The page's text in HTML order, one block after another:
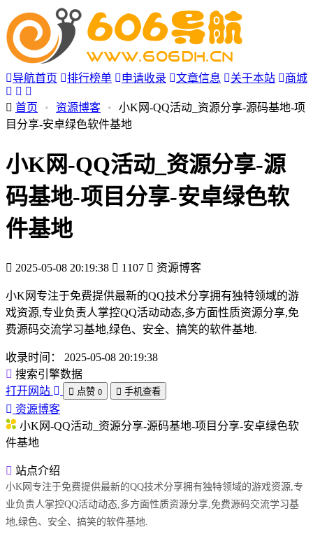
导航首页 排行榜单 申请收录 文章信息 关于本站 商城
首页 • 资源博客 •
小K网-QQ活动_资源分享-源码基地-项
目分享-安卓绿色软件基地
小K网-QQ活动_资源分享-源
码基地-项目分享-安卓绿色软
件基地
2025-05-08 20:19:38 1107 资源博客
小K网专注于免费提供最新的QQ技术分享拥有独特领域的游
戏资源,专业负责人掌控QQ活动动态,多方面性质资源分享,免
费源码交流学习基地,绿色、安全、搞笑的软件基地.
收录时间：
2025-05-08 20:19:38
搜索引擎数据
打开网站
点赞 0 手机查看
资源博客
小K网-QQ活动_资源分享-源码基地-项目分享-安卓绿色软
件基地
站点介绍
小K网专注于免费提供最新的QQ技术分享拥有独特领域的游戏资源,专
业负责人掌控QQ活动动态,多方面性质资源分享,免费源码交流学习基
地,绿色、安全、搞笑的软件基地.